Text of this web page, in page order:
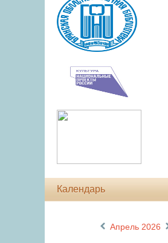
Календарь
Апрель 2026